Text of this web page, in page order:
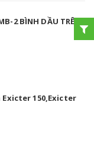
2 BÌNH DẦU TRÊN
Exicter 150,Exicter